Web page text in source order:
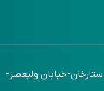
خیابان ولیعصر-